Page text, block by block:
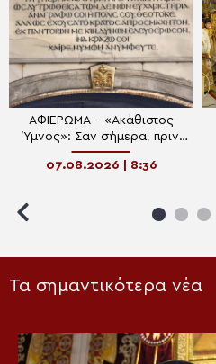
ΑΦΙΕΡΩΜΑ – «Ακάθιστος
Ύμνος»: Σαν σήμερα, πριν
1400 χρόνια, η πρώτη
ψαλμώδηση της
07.08.2026 | 8:36
Τα σημαντικότερα νέα